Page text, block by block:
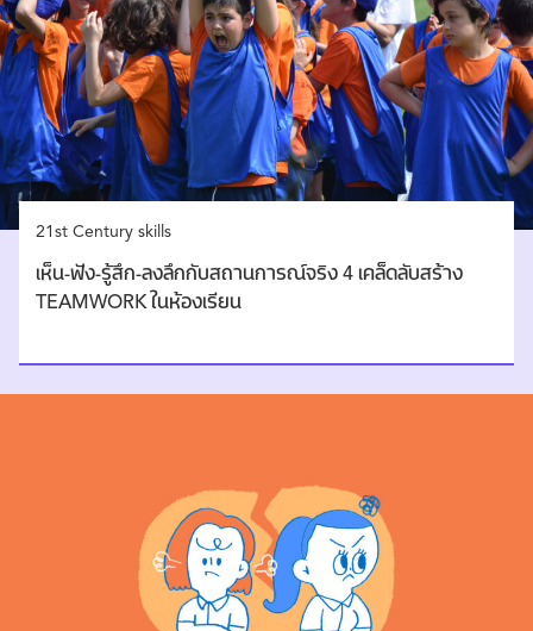
21st Century skills
เห็น-ฟัง-รู้สึก-ลงลึกกับสถานการณ์จริง 4 เคล็ดลับสร้าง
TEAMWORK ในห้องเรียน